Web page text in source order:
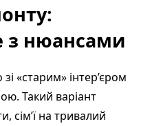
з нюансами
«старим» інтер’єром
Такий варіант
сім’ї на тривалий